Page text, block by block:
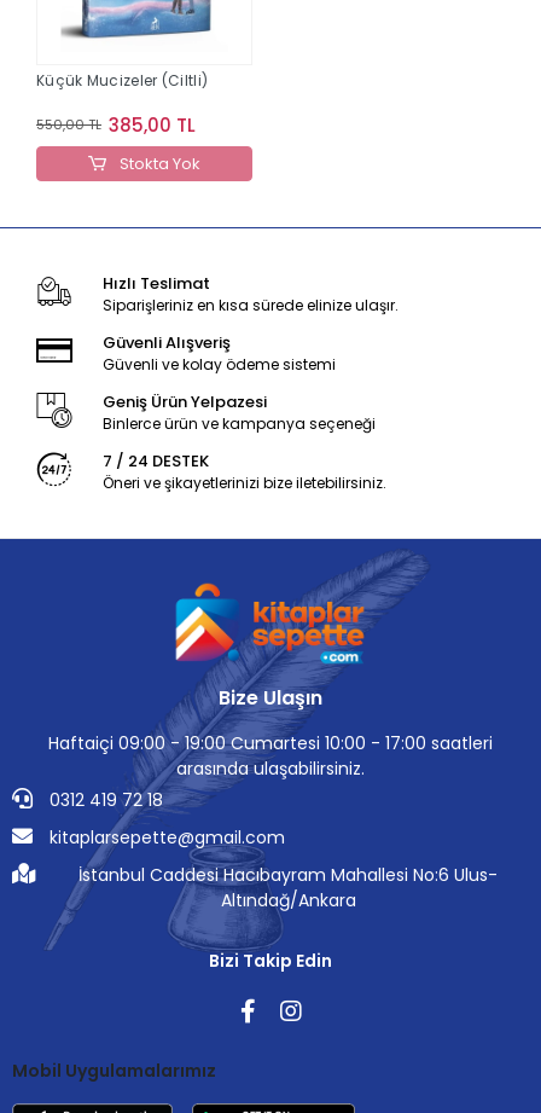
Küçük Mucizeler (Ciltli)
550,00 TL 385,00 TL
Stokta Yok
Hızlı Teslimat
Siparişleriniz en kısa sürede elinize ulaşır.
Güvenli Alışveriş
Güvenli ve kolay ödeme sistemi
Geniş Ürün Yelpazesi
Binlerce ürün ve kampanya seçeneği
7 / 24 DESTEK
Öneri ve şikayetlerinizi bize iletebilirsiniz.
Bize Ulaşın
Haftaiçi 09:00 - 19:00 Cumartesi 10:00 - 17:00 saatleri
arasında ulaşabilirsiniz.
0312 419 72 18
kitaplarsepette@gmail.com
İstanbul Caddesi Hacıbayram Mahallesi No:6 Ulus-
Altındağ/Ankara
Bizi Takip Edin
Mobil Uygulamalarımız